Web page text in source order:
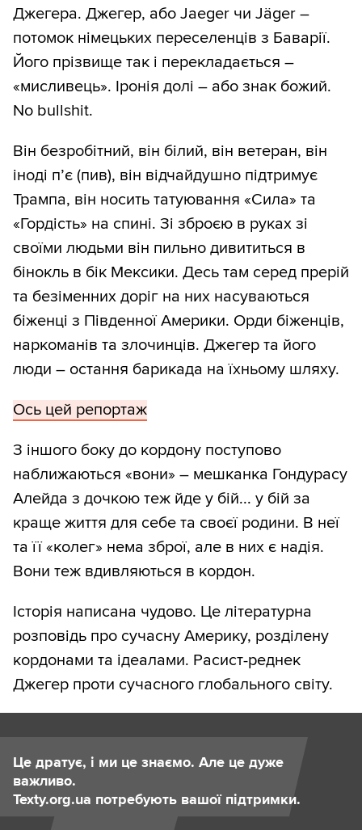
Джегера. Джегер, або Jaeger чи Jäger –
потомок німецьких переселенців з Баварії.
Його прізвище так і перекладається –
«мисливець». Іронія долі – або знак божий.
No bullshit.
Він безробітний, він білий, він ветеран, він
іноді п’є (пив), він відчайдушно підтримує
Трампа, він носить татуювання «Сила» та
«Гордість» на спині. Зі зброєю в руках зі
своїми людьми він пильно дивититься в
бінокль в бік Мексики. Десь там серед прерій
та безіменних доріг на них насуваються
біженці з Південної Америки. Орди біженців,
наркоманів та злочинців. Джегер та його
люди – остання барикада на їхньому шляху.
Ось цей репортаж
З іншого боку до кордону поступово
наближаються «вони» – мешканка Гондурасу
Алейда з дочкою теж йде у бій... у бій за
краще життя для себе та своєї родини. В неї
та її «колег» нема зброї, але в них є надія.
Вони теж вдивляються в кордон.
Історія написана чудово. Це літературна
розповідь про сучасну Америку, розділену
кордонами та ідеалами. Расист-реднек
Джегер проти сучасного глобального світу.
Це дратує, і ми це знаємо. Але це дуже
важливо.
Texty.org.ua потребують вашої підтримки.